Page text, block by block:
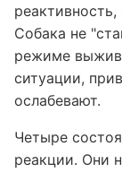
Собака не
режиме
ситуации,
ослабевают.
Четыре
реакции. Они